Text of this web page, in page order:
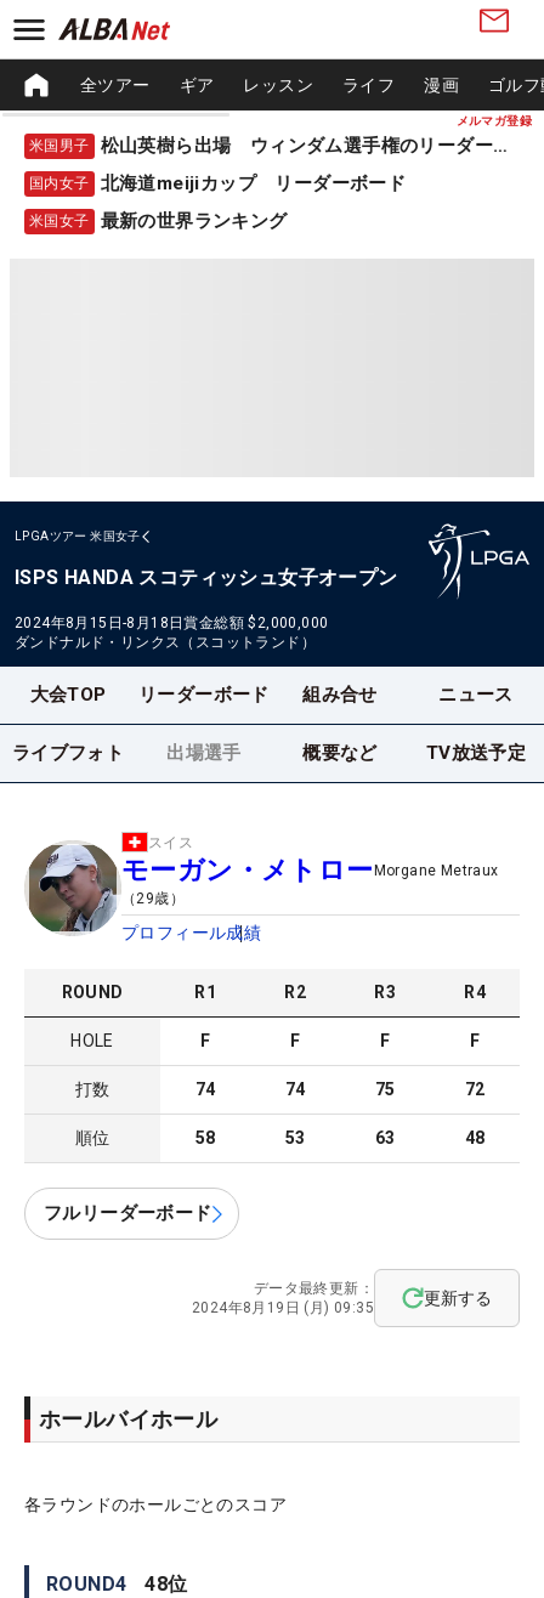
メルマガ登録
全ツアー ギア レッスン ライフ 漫画 ゴル
米国男子 松山英樹ら出場 ウィンダム選手権のリーダーボード
国内女子 北海道meijiカップ リーダーボード
米国女子 最新の世界ランキング
LPGAツアー 米国女子
ISPS HANDA スコティッシュ女子オープン
2024年8月15日-8月18日賞金総額 $2,000,000
ダンドナルド・リンクス（スコットランド）
大会TOP リーダーボード 組み合せ ニュース
ライブフォト 出場選手 概要など TV放送予定
スイス
モーガン・メトロー Morgane Metraux
（29歳）
プロフィール成績
ROUND R1 R2 R3 R4
HOLE F F F F
打数 74 74 75 72
順位 58 53 63 48
フルリーダーボード
データ最終更新：
2024年8月19日 (月) 09:35
更新する
ホールバイホール
各ラウンドのホールごとのスコア
ROUND4 48位